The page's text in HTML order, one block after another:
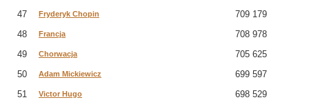
47
Fryderyk Chopin
709 179
48
Francja
708 978
49
Chorwacja
705 625
50
Adam Mickiewicz
699 597
51
Victor Hugo
698 529